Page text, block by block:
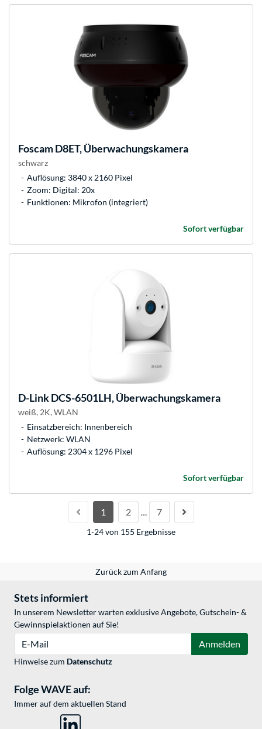
FoscamD8ET, Überwachungskamera
schwarz
Auflösung: 3840 x 2160 Pixel
Zoom: Digital: 20x
Funktionen: Mikrofon (integriert)
Sofort verfügbar
D-LinkDCS-6501LH, Überwachungskamera
weiß, 2K, WLAN
Einsatzbereich: Innenbereich
Netzwerk: WLAN
Auflösung: 2304 x 1296 Pixel
Sofort verfügbar
1 2 … 7
1-24 von 155 Ergebnisse
Zurück zum Anfang
Stets informiert
In unserem Newsletter warten exklusive Angebote, Gutschein- &
Gewinnspielaktionen auf Sie!
Anmelden
Hinweise zum Datenschutz
Folge WAVE auf:
Immer auf dem aktuellen Stand